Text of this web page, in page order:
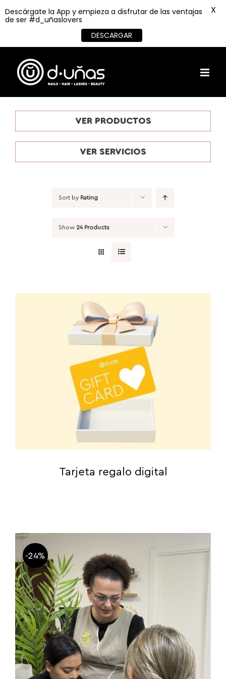
content
VER PRODUCTOS
VER SERVICIOS
Sort by Rating
Show 24 Products
Tarjeta regalo digital
-24%
Descárgate la App y empieza a disfrutar de las ventajas
de ser #d_uñaslovers
DESCARGAR
X